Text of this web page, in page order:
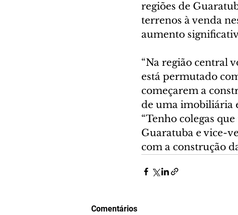
regiões de
terrenos à venda
aumento
“Na região central
está permutado
começarem a
de uma imobiliária
“Tenho colegas
Guaratuba e vice-
com a construção
Comentários